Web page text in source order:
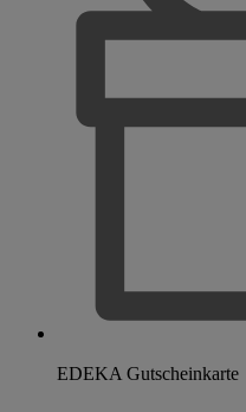
EDEKA Gutscheinkarte